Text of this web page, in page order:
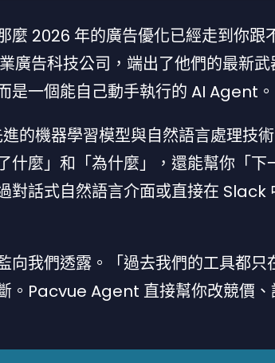
麼 2026 年的廣告優化已經走到你跟
廣告科技公司，端出了他們的最新
一個能自己動手執行的 AI Agent。
的機器學習模型與自然語言處理技
什麼」和「為什麼」，還能幫你「下
話式自然語言介面或直接在 Slack
向我們透露。「過去我們的工具都只
。Pacvue Agent 直接幫你改競價、